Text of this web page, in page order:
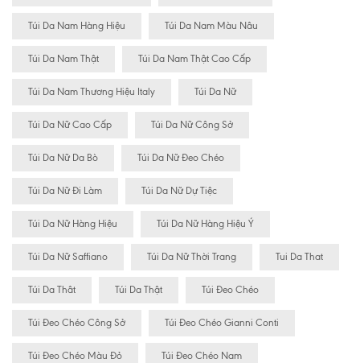
Túi Da Nam Hàng Hiệu Túi Da Nam Màu Nâu
Túi Da Nam Thật Túi Da Nam Thật Cao Cấp
Túi Da Nam Thương Hiệu Italy Túi Da Nữ
Túi Da Nữ Cao Cấp Túi Da Nữ Công Sở
Túi Da Nữ Da Bò Túi Da Nữ Đeo Chéo
Túi Da Nữ Đi Làm Túi Da Nữ Dự Tiệc
Túi Da Nữ Hàng Hiệu Túi Da Nữ Hàng Hiệu Ý
Túi Da Nữ Saffiano Túi Da Nữ Thời Trang Tui Da That
Túi Da Thât Túi Da Thật Túi Đeo Chéo
Túi Đeo Chéo Công Sở Túi Đeo Chéo Gianni Conti
Túi Đeo Chéo Màu Đỏ Túi Đeo Chéo Nam